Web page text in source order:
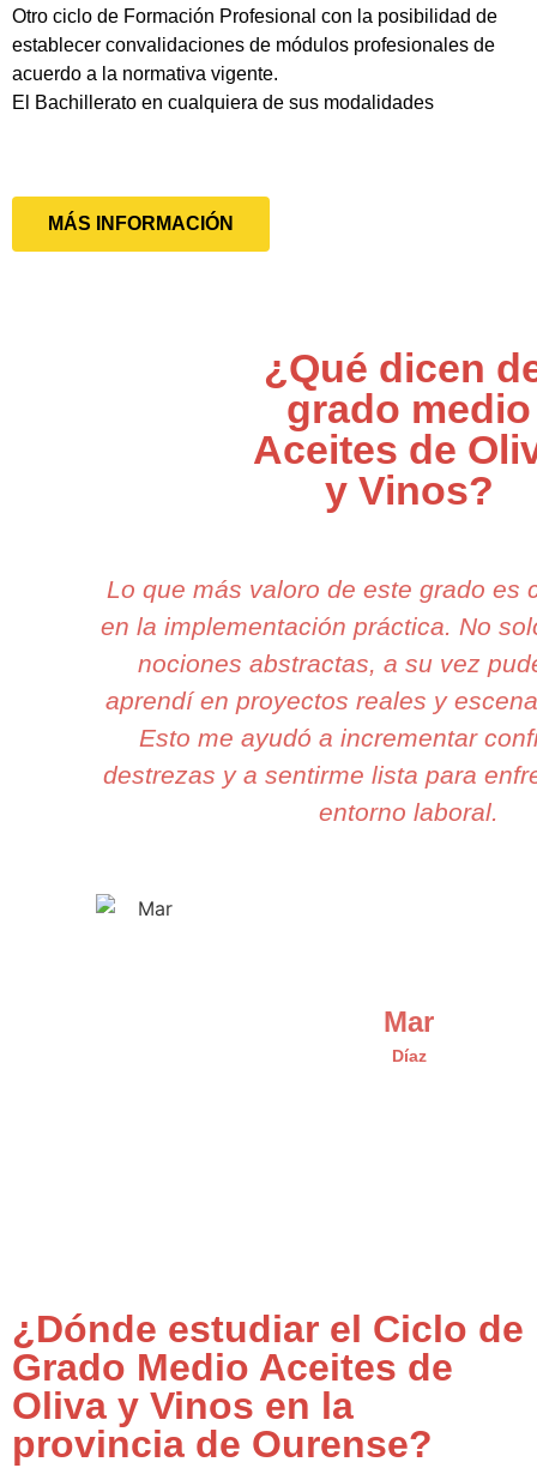
Otro ciclo de Formación Profesional con la posibilidad de
establecer convalidaciones de módulos profesionales de
acuerdo a la normativa vigente.
El Bachillerato en cualquiera de sus modalidades
MÁS INFORMACIÓN
¿Qué dicen
grado medio
Aceites de
y Vinos?
Lo que más valoro de este grado es
en la implementación práctica. No
nociones abstractas, a su vez
aprendí en proyectos reales y
Esto me ayudó a incrementar
destrezas y a sentirme lista para
entorno laboral.
Mar
Díaz
¿Dónde estudiar el Ciclo de
Grado Medio Aceites de
Oliva y Vinos en la
provincia de Ourense?